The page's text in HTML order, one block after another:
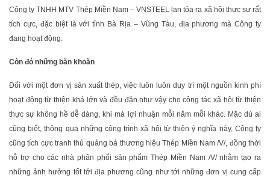
Công ty TNHH MTV Thép Miền Nam – VNSTEEL lan tỏa ra xã hội thực sự rất
tích cực, đặc biệt là với tỉnh Bà Rịa – Vũng Tàu, địa phương mà Công ty
đang hoạt động.
Còn đó những băn khoăn
Đối với một đơn vị sản xuất thép, việc luôn luôn duy trì một nguồn kinh phí
hoạt động từ thiện khá lớn và đều đặn như vậy cho công tác xã hội từ thiện
thực sự không hề dễ dàng, khi mà lợi nhuận mỗi năm mỗi khác. Mặc dù ai
cũng biết, thông qua những công trình xã hội từ thiện ý nghĩa này, Công ty
cũng tích cực tranh thủ quảng bá thương hiệu Thép Miền Nam /V/, đồng thời
hỗ trợ cho các nhà phân phối sản phẩm Thép Miền Nam /V/ nhằm tạo ra
những ảnh hưởng tốt tới địa phương cũng như tới những đơn vị cung cấp